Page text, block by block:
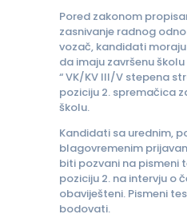
Pored zakonom
zasnivanje radnog
vozač, kandidati
da imaju završenu
“ VK/KV III/V stepena
poziciju 2. spremačica
školu.
Kandidati sa urednim,
blagovremenim
biti pozvani na pismeni
poziciju 2. na intervju o
obaviješteni. Pismeni
bodovati.